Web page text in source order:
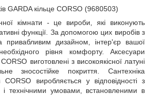
GARDA кільце CORSO (9680503)
кімнати - це вироби, які виконують
функції. За допомогою цих виробів з
привабливим дизайном, інтер'єр вашої
рівня комфорту. Аксесуари
виготовлені з високоякісної латуні
зносостійке покриття. Сантехніка
CORSO виробляється у відповідності з
і технічними умовами, встановленими в